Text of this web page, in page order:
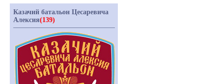
Казачий батальон Цесаревича
Алексия(139)